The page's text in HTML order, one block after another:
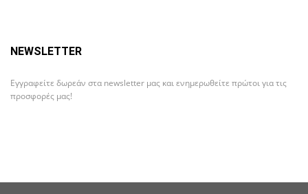
NEWSLETTER
Εγγραφείτε δωρεάν στα newsletter μας και ενημερωθείτε πρώτοι για τις
προσφορές μας!